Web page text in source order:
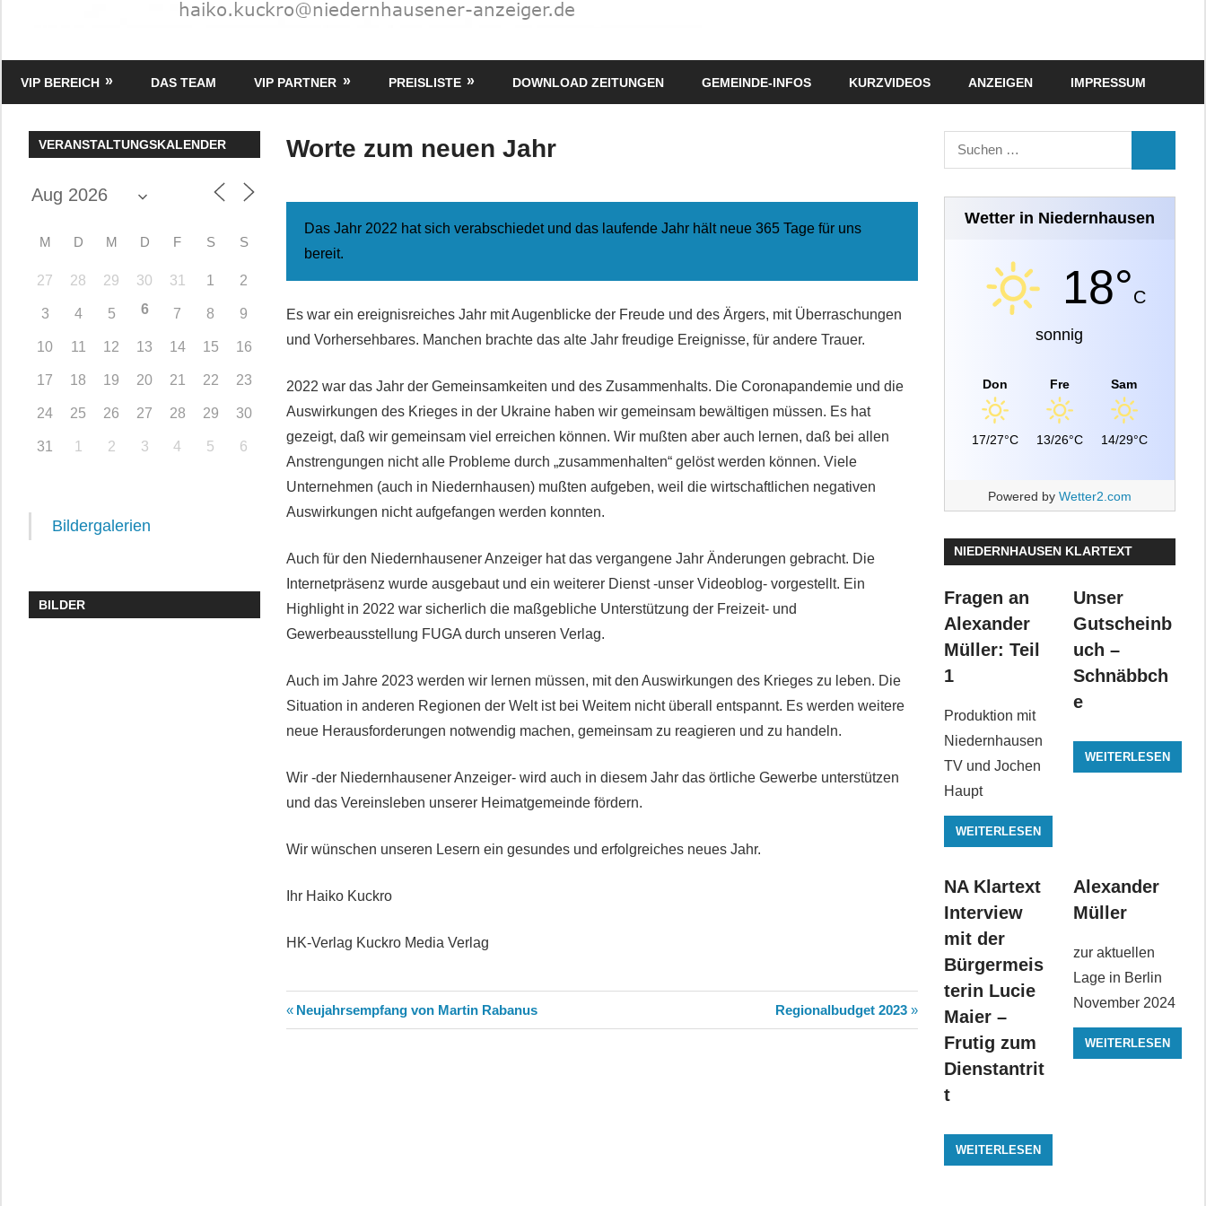
–
Media
VIP BEREICH DAS TEAM VIP PARTNER PREISLISTE DOWNLOAD ZEITUNGEN GEMEINDE-INFOS KURZVIDEOS ANZEIGEN IMPRESSUM
Worte zum neuen Jahr
Das Jahr 2022 hat sich verabschiedet und das laufende Jahr hält neue 365 Tage für uns
bereit.
Es war ein ereignisreiches Jahr mit Augenblicke der Freude und des Ärgers, mit Überraschungen
und Vorhersehbares. Manchen brachte das alte Jahr freudige Ereignisse, für andere Trauer.
2022 war das Jahr der Gemeinsamkeiten und des Zusammenhalts. Die Coronapandemie und die
Auswirkungen des Krieges in der Ukraine haben wir gemeinsam bewältigen müssen. Es hat
gezeigt, daß wir gemeinsam viel erreichen können. Wir mußten aber auch lernen, daß bei allen
Anstrengungen nicht alle Probleme durch „zusammenhalten“ gelöst werden können. Viele
Unternehmen (auch in Niedernhausen) mußten aufgeben, weil die wirtschaftlichen negativen
Auswirkungen nicht aufgefangen werden konnten.
Auch für den Niedernhausener Anzeiger hat das vergangene Jahr Änderungen gebracht. Die
Internetpräsenz wurde ausgebaut und ein weiterer Dienst -unser Videoblog- vorgestellt. Ein
Highlight in 2022 war sicherlich die maßgebliche Unterstützung der Freizeit- und
Gewerbeausstellung FUGA durch unseren Verlag.
Auch im Jahre 2023 werden wir lernen müssen, mit den Auswirkungen des Krieges zu leben. Die
Situation in anderen Regionen der Welt ist bei Weitem nicht überall entspannt. Es werden weitere
neue Herausforderungen notwendig machen, gemeinsam zu reagieren und zu handeln.
Wir -der Niedernhausener Anzeiger- wird auch in diesem Jahr das örtliche Gewerbe unterstützen
und das Vereinsleben unserer Heimatgemeinde fördern.
Wir wünschen unseren Lesern ein gesundes und erfolgreiches neues Jahr.
Ihr Haiko Kuckro
HK-Verlag Kuckro Media Verlag
Beitragsnavigation
Vorheriger
Beitrag:
Neujahrsempfang von Martin Rabanus
Nächster
Beitrag:
Regionalbudget 2023
VERANSTALTUNGSKALENDER
M D M D F S S
27 28 29 30 31 1 2
3 4 5 6 7 8 9
10 11 12 13 14 15 16
17 18 19 20 21 22 23
24 25 26 27 28 29 30
31 1 2 3 4 5 6
Bildergalerien
BILDER
Suchen
nach:
Wetter in Niedernhausen
18°C
sonnig
Don
17/27°C
Fre
13/26°C
Sam
14/29°C
Powered by Wetter2.com
NIEDERNHAUSEN KLARTEXT
Fragen an
Alexander
Müller: Teil
1
Produktion mit
Niedernhausen
TV und Jochen
Haupt
WEITERLESEN
Unser
Gutscheinb
uch –
Schnäbbch
e
WEITERLESEN
NA Klartext
Interview
mit der
Bürgermeis
terin Lucie
Maier –
Frutig zum
Dienstantrit
t
WEITERLESEN
Alexander
Müller
zur aktuellen
Lage in Berlin
November 2024
WEITERLESEN